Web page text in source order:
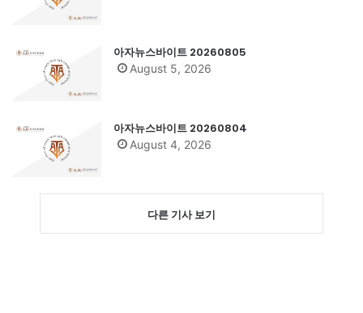
아자뉴스바이트 20260805
August 5, 2026
아자뉴스바이트 20260804
August 4, 2026
다른 기사 보기